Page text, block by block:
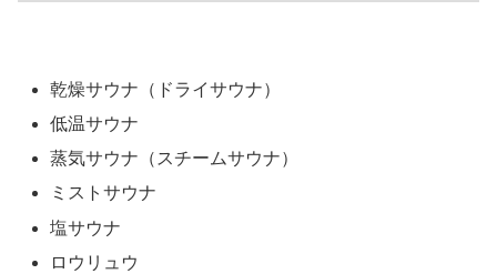
乾燥サウナ（ドライサウナ）
低温サウナ
蒸気サウナ（スチームサウナ）
ミストサウナ
塩サウナ
ロウリュウ